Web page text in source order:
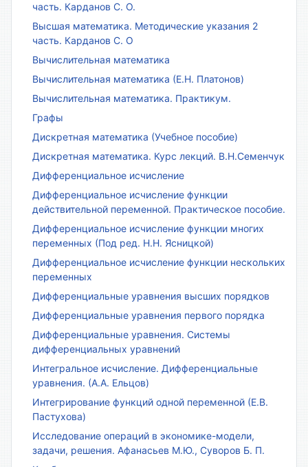
часть. Карданов С. О.
Высшая математика. Методические указания 2
часть. Карданов С. О
Вычислительная математика
Вычислительная математика (Е.Н. Платонов)
Вычислительная математика. Практикум.
Графы
Дискретная математика (Учебное пособие)
Дискретная математика. Курс лекций. В.Н.Семенчук
Дифференциальное исчисление
Дифференциальное исчисление функции
действительной переменной. Практическое пособие.
Дифференциальное исчисление функции многих
переменных (Под ред. Н.Н. Ясницкой)
Дифференциальное исчисление функции нескольких
переменных
Дифференциальные уравнения высших порядков
Дифференциальные уравнения первого порядка
Дифференциальные уравнения. Системы
дифференциальных уравнений
Интегральное исчисление. Дифференциальные
уравнения. (А.А. Ельцов)
Интегрирование функций одной переменной (Е.В.
Пастухова)
Исследование операций в экономике-модели,
задачи, решения. Афанасьев М.Ю., Суворов Б. П.